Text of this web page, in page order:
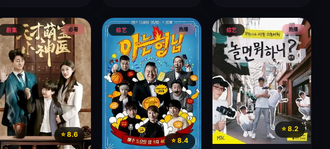
剧集 必看
⭐ 8.6
综艺 热播
⭐ 8.4
综艺 热播
⭐ 8.2